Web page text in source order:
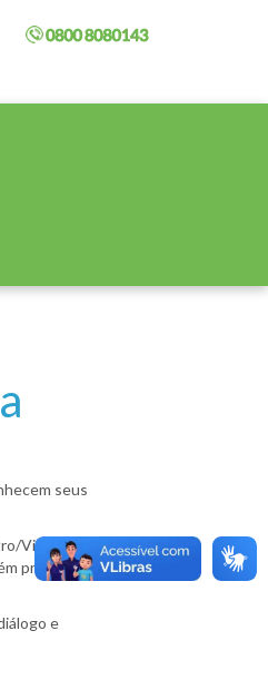
seus
Vivendas
proporciona
e